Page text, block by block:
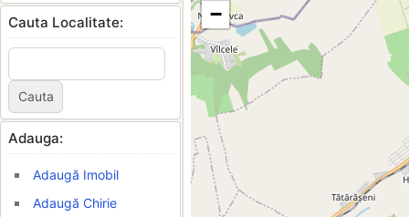
Cauta Localitate:
Adauga:
Adaugă Imobil
Adaugă Chirie
−